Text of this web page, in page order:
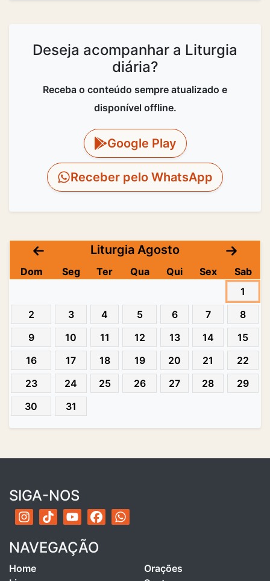
Deseja acompanhar a Liturgia
diária?
Receba o conteúdo sempre atualizado e
disponível offline.
Google Play
Receber pelo WhatsApp
Liturgia Agosto
Dom Seg Ter Qua Qui Sex
Sab
1
2
3 4 5 6 7
8
9
10 11 12 13 14
15
16
17 18 19 20 21
22
23
24 25 26 27 28
29
30
31
SIGA-NOS
NAVEGAÇÃO
Home
Orações